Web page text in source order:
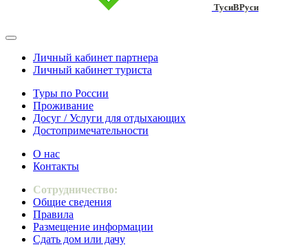
ТусиВРуси
Личный кабинет партнера
Личный кабинет туриста
Туры по России
Проживание
Досуг / Услуги для отдыхающих
Достопримечательности
О нас
Контакты
Сотрудничество:
Общие сведения
Правила
Размещение информации
Сдать дом или дачу